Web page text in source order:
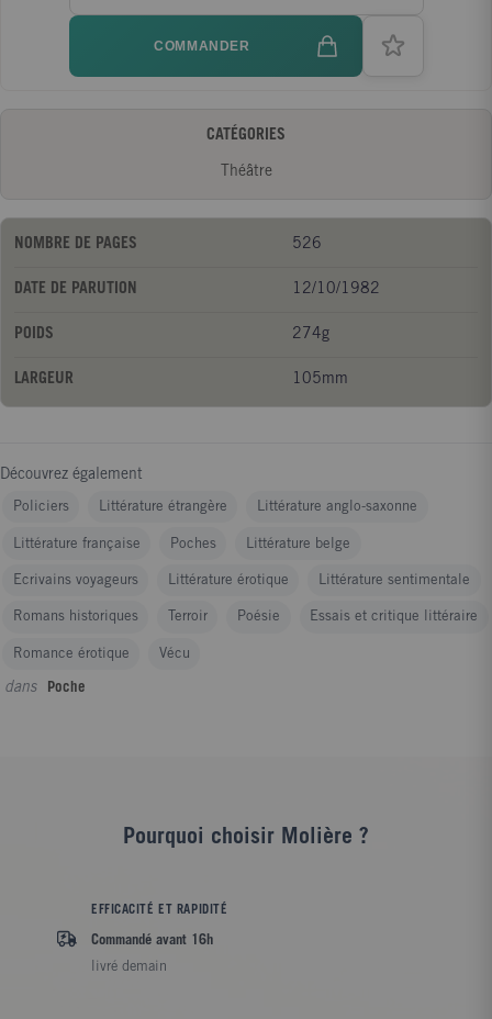
cruauté de la passion: dès Andromaque, "tout est dans l'âme"
comme on l'a dit, "rien que dans l'âme", et dans le chant.
COMMANDER
CATÉGORIES
Théâtre
NOMBRE DE PAGES 526
DATE DE PARUTION 12/10/1982
POIDS 274g
LARGEUR 105mm
Découvrez également
Policiers Littérature étrangère Littérature anglo-saxonne
Littérature française Poches Littérature belge
Ecrivains voyageurs Littérature érotique Littérature sentimentale
Romans historiques Terroir Poésie Essais et critique littéraire
Romance érotique Vécu
dans Poche
Pourquoi choisir Molière ?
EFFICACITÉ ET RAPIDITÉ
Commandé avant 16h
livré demain